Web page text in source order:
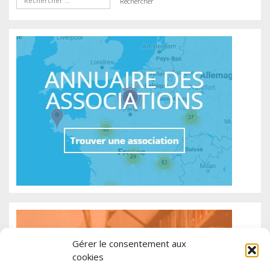
Gérer le consentement aux
cookies